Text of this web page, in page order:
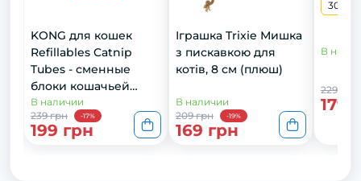
KONG для кошек
Refillables Catnip
Tubes - сменные
блоки кошачьей
мяты, 9г х3 шт
В наличии
239 грн
-17%
199 грн
Іграшка Trixie Мишка
з пискавкою для
котів, 8 см (плюш)
В наличии
209 грн
-19%
169 грн
300
В
229 грн
179